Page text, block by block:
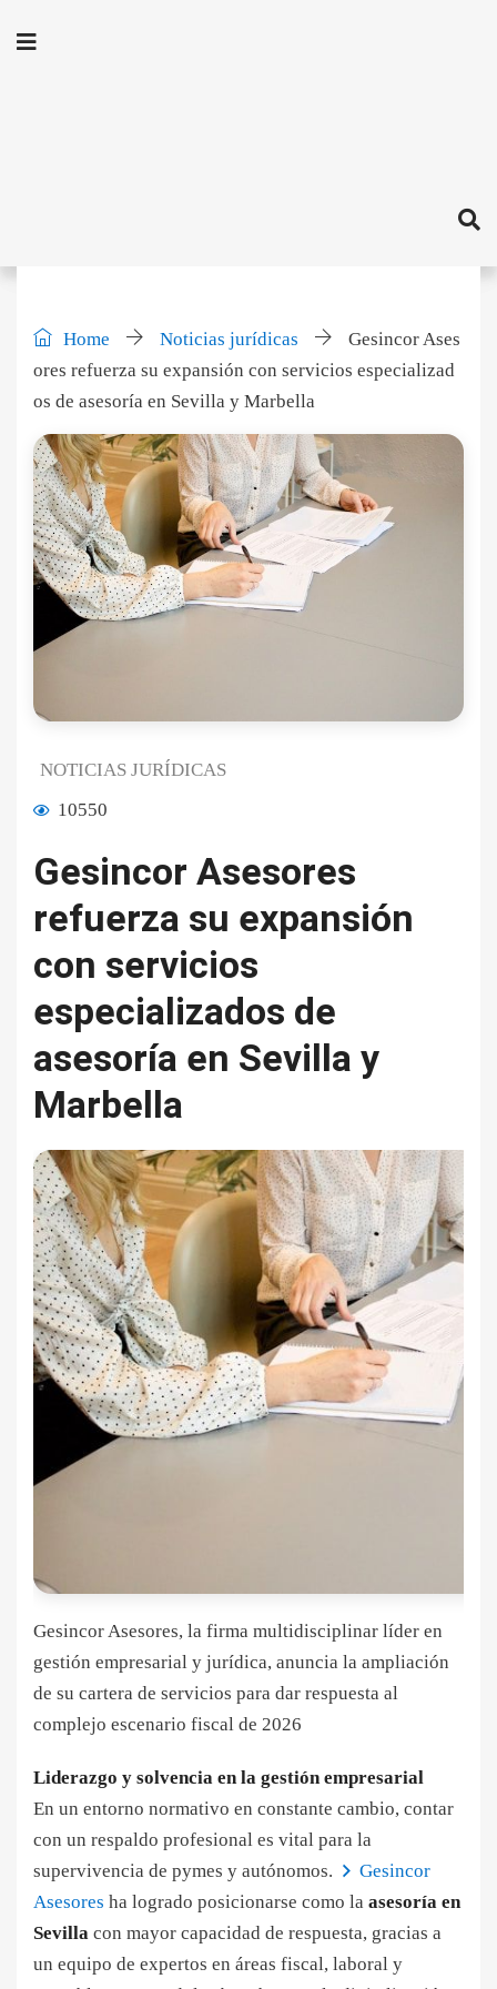
Home Noticias jurídicas
Gesincor Ases
ores refuerza su expansión con servicios especializad
os de asesoría en Sevilla y Marbella
NOTICIAS JURÍDICAS
10550
Gesincor Asesores
refuerza su expansión
con servicios
especializados de
asesoría en Sevilla y
Marbella
Gesincor Asesores, la firma multidisciplinar líder en
gestión empresarial y jurídica, anuncia la ampliación
de su cartera de servicios para dar respuesta al
complejo escenario fiscal de 2026
Liderazgo y solvencia en la gestión empresarial
En un entorno normativo en constante cambio, contar
con un respaldo profesional es vital para la
supervivencia de pymes y autónomos.
Gesincor
Asesores ha logrado posicionarse como la asesoría en
Sevilla con mayor capacidad de respuesta, gracias a
un equipo de expertos en áreas fiscal, laboral y